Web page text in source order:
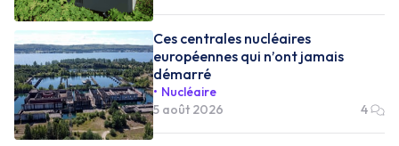
Ces centrales nucléaires
européennes qui n’ont jamais
démarré
Nucléaire
5 août 2026
4